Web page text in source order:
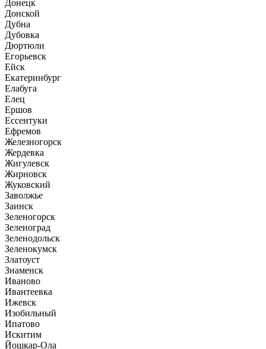
Донецк
Донской
Дубна
Дубовка
Дюртюли
Егорьевск
Ейск
Екатеринбург
Елабуга
Елец
Ершов
Ессентуки
Ефремов
Железногорск
Жердевка
Жигулевск
Жирновск
Жуковский
Заволжье
Заинск
Зеленогорск
Зеленоград
Зеленодольск
Зеленокумск
Златоуст
Знаменск
Иваново
Ивантеевка
Ижевск
Изобильный
Ипатово
Искитим
Йошкар-Ола